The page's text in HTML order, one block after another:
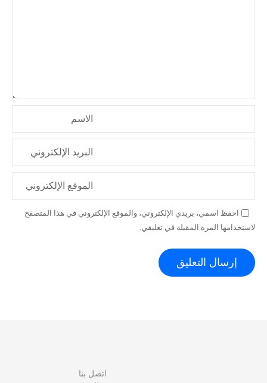
الاسم
البريد الإلكتروني
الموقع الإلكتروني
احفظ اسمي، بريدي الإلكتروني، والموقع الإلكتروني في هذا المتصفح
لاستخدامها المرة المقبلة في تعليقي.
اتصل بنا